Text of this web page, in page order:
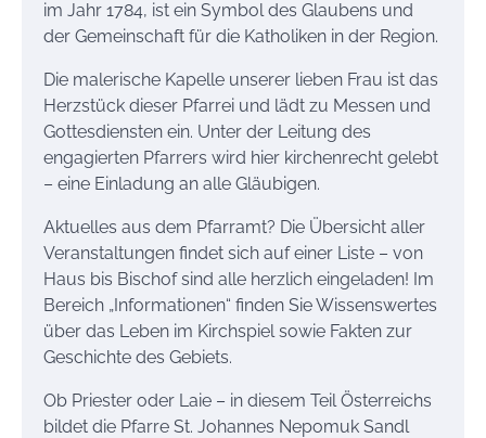
im Jahr 1784, ist ein Symbol des Glaubens und
der Gemeinschaft für die Katholiken in der Region.
Die malerische Kapelle unserer lieben Frau ist das
Herzstück dieser Pfarrei und lädt zu Messen und
Gottesdiensten ein. Unter der Leitung des
engagierten Pfarrers wird hier kirchenrecht gelebt
– eine Einladung an alle Gläubigen.
Aktuelles aus dem Pfarramt? Die Übersicht aller
Veranstaltungen findet sich auf einer Liste – von
Haus bis Bischof sind alle herzlich eingeladen! Im
Bereich „Informationen“ finden Sie Wissenswertes
über das Leben im Kirchspiel sowie Fakten zur
Geschichte des Gebiets.
Ob Priester oder Laie – in diesem Teil Österreichs
bildet die Pfarre St. Johannes Nepomuk Sandl